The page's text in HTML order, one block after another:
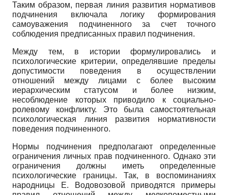
Таким образом, первая линия развития нормативов
подчинения включала логику формирования
самоуважения подчиненного за счет точного
соблюдения предписанных правил подчинения.
Между тем, в истории формулировались и
психологические критерии, определявшие пределы
допустимости поведения в осуществлении
отношений между лицами с более высоким
иерархическим статусом и более низким,
несоблюдение которых приводило к социально-
ролевому конфликту. Это была самостоятельная
психологическая линия развития нормативности
поведения подчиненного.
Нормы подчинения предполагают определенные
ограничения личных прав подчиненного. Однако эти
ограничения должны иметь определенные
психологические границы. Так, в воспоминаниях
народницы Е. Водовозовой приводятся примеры